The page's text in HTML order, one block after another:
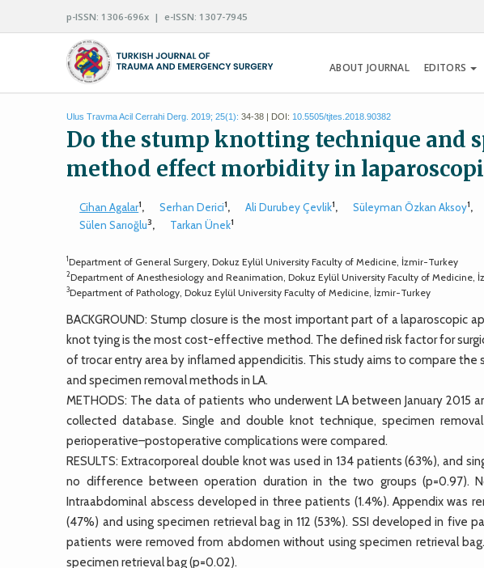
p-ISSN: 1306-696x | e-ISSN: 1307-7945
ABOUT JOURNAL EDITORS
Ulus Travma Acil Cerrahi Derg. 2019; 25(1): 34-38 | DOI: 10.5505/tjtes.2018.90382
Do the stump knotting technique and
method effect morbidity in
Cihan Agalar1, Serhan Derici1, Ali Durubey Çevlik1, Süleyman Özkan Aksoy1,
Sülen Sarıoğlu3, Tarkan Ünek1
1Department of General Surgery, Dokuz Eylül University Faculty of Medicine, İzmir-Turkey
2Department of Anesthesiology and Reanimation, Dokuz Eylül University Faculty of Medicine,
3Department of Pathology, Dokuz Eylül University Faculty of Medicine, İzmir-Turkey
BACKGROUND: Stump closure is the most important part of a laparoscopic
knot tying is the most cost-effective method. The defined risk factor for
of trocar entry area by inflamed appendicitis. This study aims to compare
and specimen removal methods in LA.
METHODS: The data of patients who underwent LA between January 2015
collected database. Single and double knot technique, specimen
perioperative–postoperative complications were compared.
RESULTS: Extracorporeal double knot was used in 134 patients (63%), and
no difference between operation duration in the two groups (p=0.97).
Intraabdominal abscess developed in three patients (1.4%). Appendix was
(47%) and using specimen retrieval bag in 112 (53%). SSI developed in five
patients were removed from abdomen without using specimen retrieval
specimen retrieval bag (p=0.02).